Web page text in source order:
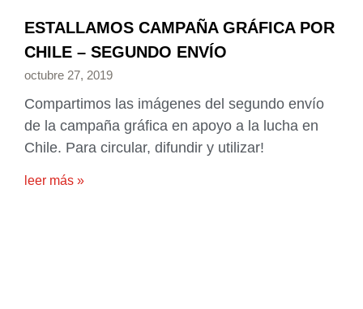
ESTALLAMOS CAMPAÑA GRÁFICA POR
CHILE – SEGUNDO ENVÍO
octubre 27, 2019
Compartimos las imágenes del segundo envío
de la campaña gráfica en apoyo a la lucha en
Chile. Para circular, difundir y utilizar!
leer más »